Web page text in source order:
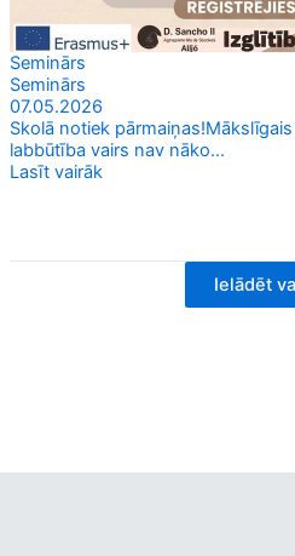
Seminārs
Seminārs
07.05.2026
Skolā notiek
labbūtība vairs nav nāko...
Lasīt vairāk
Ielādēt